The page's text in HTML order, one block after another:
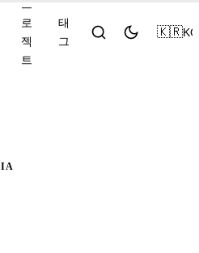
프
로
젝
트
태
그
🇰🇷KO
IA